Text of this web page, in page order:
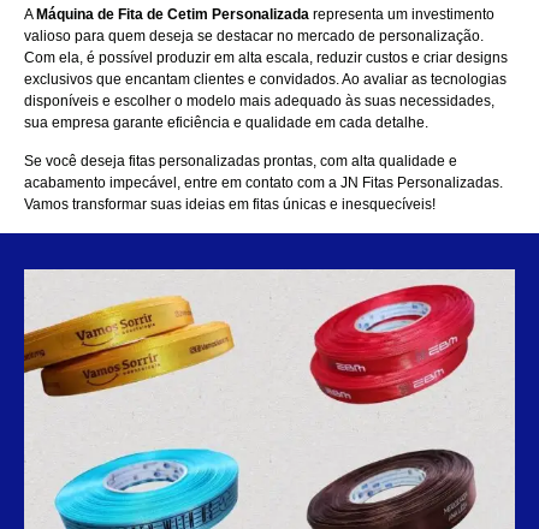
AMáquina de Fita de Cetim Personalizada representa um investimento
valioso para quem deseja se destacar no mercado de personalização.
Com ela, é possível produzir em alta escala, reduzir custos e criar designs
exclusivos que encantam clientes e convidados. Ao avaliar as tecnologias
disponíveis e escolher o modelo mais adequado às suas necessidades,
sua empresa garante eficiência e qualidade em cada detalhe.
Se você deseja fitas personalizadas prontas, com alta qualidade e
acabamento impecável, entre em contato com a JN Fitas Personalizadas.
Vamos transformar suas ideias em fitas únicas e inesquecíveis!